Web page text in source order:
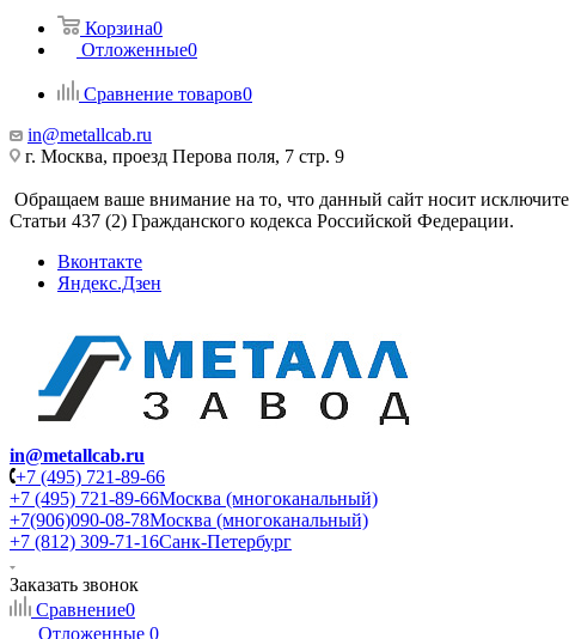
Корзина0
Отложенные0
Сравнение товаров0
in@metallcab.ru
г. Москва, проезд Перова поля, 7 стр. 9
Обращаем ваше внимание на то, что данный сайт носит
Статьи 437 (2) Гражданского кодекса Российской Федерации.
Вконтакте
Яндекс.Дзен
in@metallcab.ru
+7 (495) 721-89-66
+7 (495) 721-89-66Москва (многоканальный)
+7(906)090-08-78Москва (многоканальный)
+7 (812) 309-71-16Санк-Петербург
Заказать звонок
Сравнение0
Отложенные 0